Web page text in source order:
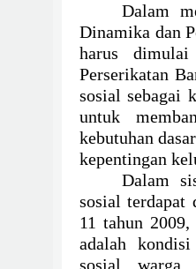
Dalam
Dinamika dan
harus
Perserikatan
sosial sebagai
untuk
kebutuhan
kepentingan
Dalam
sosial terdapat
11 tahun 2009,
adalah
sosial warga